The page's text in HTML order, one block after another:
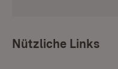
Nützliche Links